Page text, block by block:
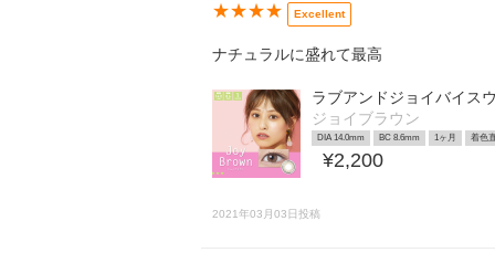
★★★★ Excellent
ナチュラルに盛れて最高
ラブアンドジョイバイス
ジョイブラウン
DIA 14.0mm BC 8.6mm 1ヶ月 着色
¥2,200
2021年03月03日投稿